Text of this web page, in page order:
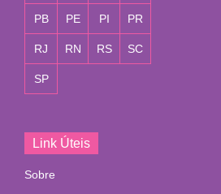
PB PE PI PR
RJ RN RS SC
SP
Link Úteis
Sobre